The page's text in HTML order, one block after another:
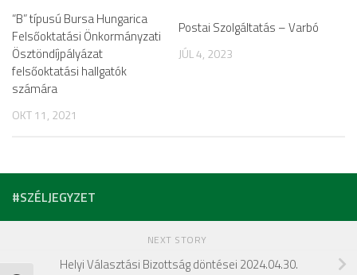
“B” típusú Bursa Hungarica
Felsőoktatási Önkormányzati
Ösztöndíjpályázat
felsőoktatási hallgatók
számára
OKT 11, 2021
Postai Szolgáltatás – Varbó
JÚL 4, 2023
#SZÉLJEGYZET
NEXT STORY
Helyi Választási Bizottság döntései 2024.04.30.